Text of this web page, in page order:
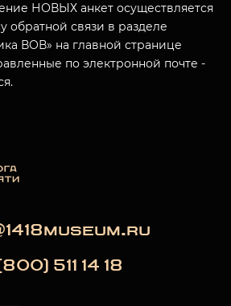
НОВЫХ анкет осуществляется
обратной связи в разделе
ВОВ» на главной странице
по электронной почте -
511 14 18